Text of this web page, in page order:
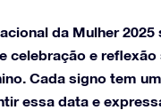
da Mulher 2025
celebração e reflexão
Cada signo tem
essa data e